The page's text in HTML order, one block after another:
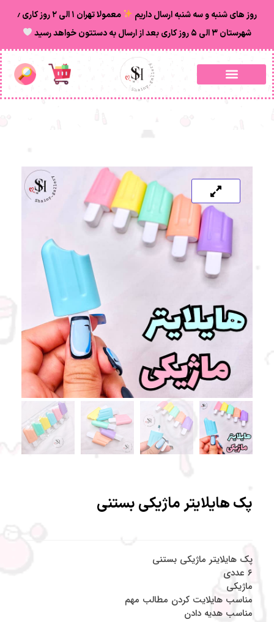
روز های شنبه و سه شنبه ارسال داریم
معمولا تهران ۱ الی ۲ روز‌ کاری ٫
شهرستان ۳ الی ۵ روز کاری بعد از ارسال به دستتون خواهد رسید
پک هایلایتر ماژیکی بستنی
پک هایلایتر ماژیکی بستنی
۶ عددی
ماژیکی
مناسب هایلایت کردن مطالب مهم
مناسب هدیه دادن